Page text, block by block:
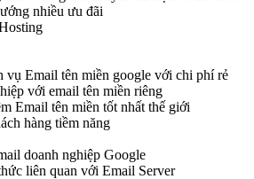
nhiều ưu đãi
vụ Email tên miền google với chi phí rẻ
với email tên miền riêng
Email tên miền tốt nhất thế giới
hàng tiềm năng
doanh nghiệp Google
liên quan với Email Server